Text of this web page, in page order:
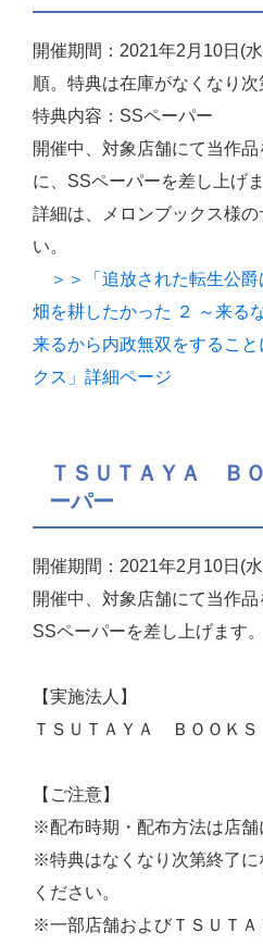
開催期間：2021年2月10日
順。特典は在庫がなくなり次
特典内容：SSペーパー
開催中、対象店舗にて当作
に、SSペーパーを差し上げま
詳細は、メロンブックス様
い。
＞＞「追放された転生公爵
畑を耕したかった ２ ～来る
来るから内政無双をするこ
クス」詳細ページ
ＴＳＵＴＡＹＡ Ｂ
ーパー
開催期間：2021年2月10日(水
開催中、対象店舗にて当作品
SSペーパーを差し上げます。
【実施法人】
ＴＳＵＴＡＹＡ ＢＯＯＫＳ
【ご注意】
※配布時期・配布方法は店舗
※特典はなくなり次第終了に
ください。
※一部店舗およびＴＳＵＴＡ